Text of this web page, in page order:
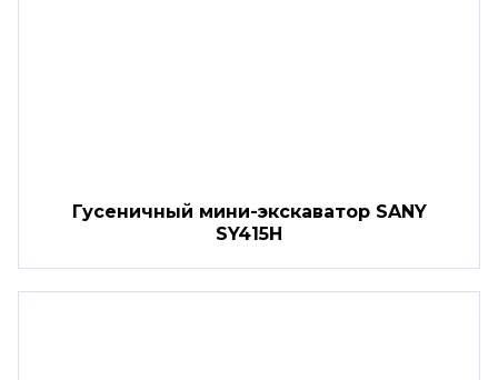
Гусеничный мини-экскаватор SANY
SY415H